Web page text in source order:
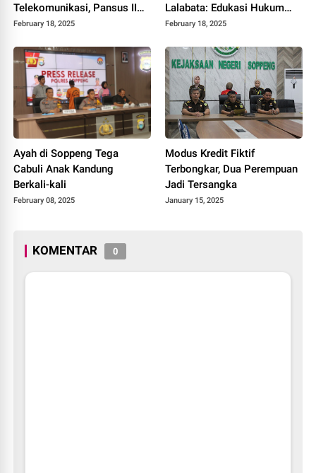
Telekomunikasi, Pansus II
DPRD Luwu Timur Kunker Ke
Soppeng
February 18, 2025
Lalabata: Edukasi Hukum
Sejak Dini
February 18, 2025
Ayah di Soppeng Tega
Cabuli Anak Kandung
Berkali-kali
February 08, 2025
Modus Kredit Fiktif
Terbongkar, Dua Perempuan
Jadi Tersangka
January 15, 2025
KOMENTAR 0